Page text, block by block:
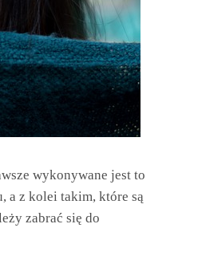
wykonywane jest to
a z kolei takim, które są
zabrać się do